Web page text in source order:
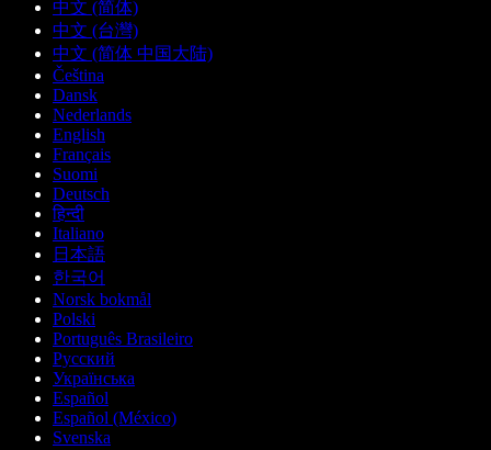
中文 (简体)
中文 (台灣)
中文 (简体 中国大陆)
Čeština
Dansk
Nederlands
English
Français
Suomi
Deutsch
हिन्दी
Italiano
日本語
한국어
Norsk bokmål
Polski
Português Brasileiro
Русский
Українська
Español
Español (México)
Svenska